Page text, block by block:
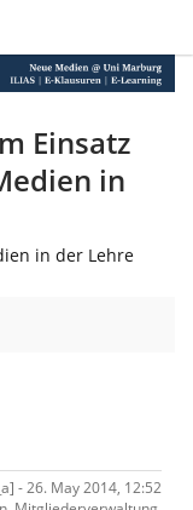
Einsatz
in
in der Lehre
- 26. May 2014, 12:52